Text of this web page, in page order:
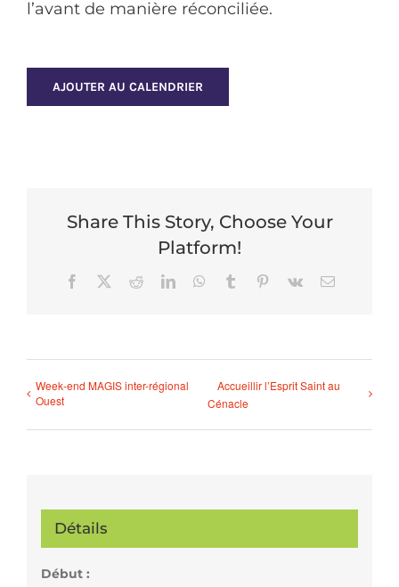
l’avant de manière réconciliée.
AJOUTER AU CALENDRIER
Share This Story, Choose Your
Platform!
Facebook RedditLinkedInWhatsApp
Tumblr Pinterest
Vk Email
Week-end MAGIS inter-régional
Ouest
Accueillir l’Esprit Saint au
Cénacle
Détails
Début :